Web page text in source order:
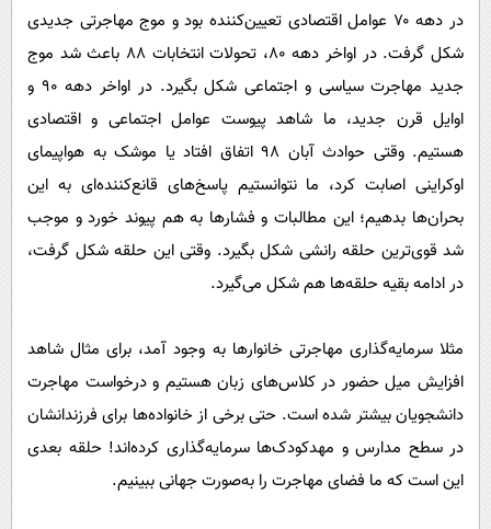
در دهه ۷۰ عوامل اقتصادی تعیین‌کننده بود و موج مهاجرتی جدیدی
شکل گرفت. در اواخر دهه ۸۰، تحولات انتخابات ۸۸ باعث شد موج
جدید مهاجرت سیاسی و اجتماعی شکل بگیرد. در اواخر دهه ۹۰ و
اوایل قرن جدید، ما شاهد پیوست عوامل اجتماعی و اقتصادی
هستیم. وقتی حوادث آبان ۹۸ اتفاق افتاد یا موشک به هواپیمای
اوکراینی اصابت کرد، ما نتوانستیم پاسخ‌های قانع‌کننده‌ای به این
بحران‌ها بدهیم؛ این مطالبات و فشار‌ها به هم پیوند خورد و موجب
شد قوی‌ترین حلقه رانشی شکل بگیرد. وقتی این حلقه شکل گرفت،
در ادامه بقیه حلقه‌ها هم شکل می‌گیرد.
مثلا سرمایه‌گذاری مهاجرتی خانوار‌ها به وجود آمد، برای مثال شاهد
افزایش میل حضور در کلاس‌های زبان هستیم و درخواست مهاجرت
دانشجویان بیشتر شده است. حتی برخی از خانواده‌ها برای فرزندانشان
در سطح مدارس و مهدکودک‌ها سرمایه‌گذاری کرده‌اند! حلقه بعدی
این است که ما فضای مهاجرت را به‌صورت جهانی ببینیم.